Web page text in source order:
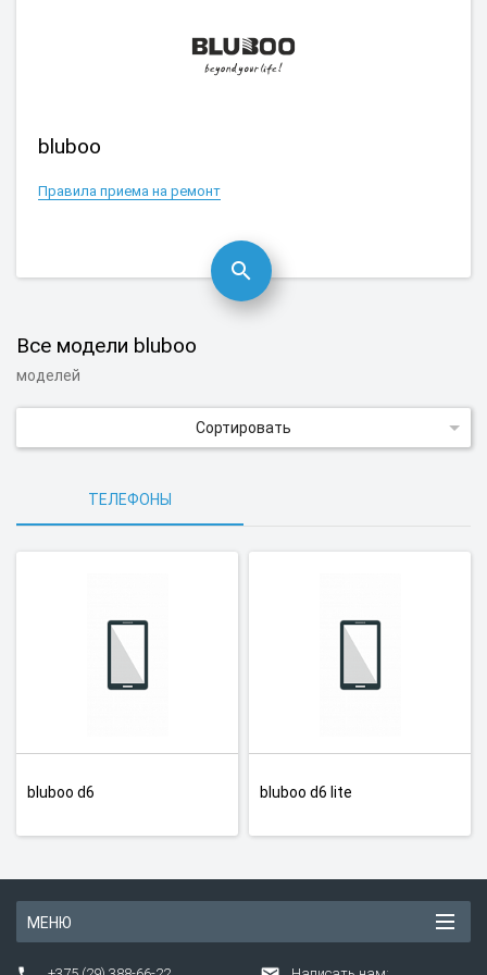
bluboo
Правила приема на ремонт
Все модели bluboo
моделей
Сортировать
ТЕЛЕФОНЫ
bluboo d6 bluboo d6 lite
МЕНЮ